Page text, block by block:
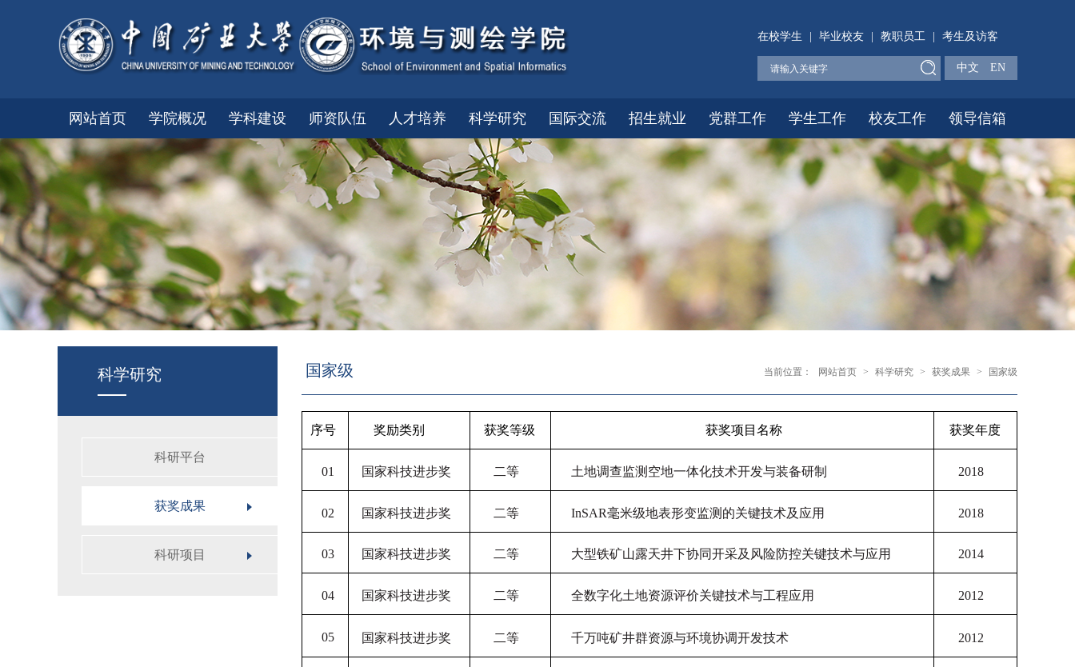
在校学生 毕业校友 教职员工 考生及访客
中文 EN
网站首页 学院概况 学科建设 师资队伍 人才培养 科学研究 国际交流 招生就业 党群工作 学生工作 校友工作 领导信箱
科学研究
科研平台
获奖成果
科研项目
当前位置： 网站首页 > 科学研究 > 获奖成果 > 国家级
国家级
序号 奖励类别 获奖等级 获奖项目名称 获奖年度
01 国家科技进步奖 二等 土地调查监测空地一体化技术开发与装备研制 2018
02 国家科技进步奖 二等 InSAR毫米级地表形变监测的关键技术及应用 2018
03 国家科技进步奖 二等 大型铁矿山露天井下协同开采及风险防控关键技术与应用 2014
04 国家科技进步奖 二等 全数字化土地资源评价关键技术与工程应用 2012
05 国家科技进步奖 二等 千万吨矿井群资源与环境协调开发技术 2012